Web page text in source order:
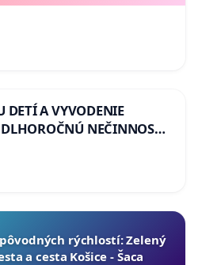
DETÍ A VYVODENIE
NEČINNOSŤ
rýchlostí: Zelený
a cesta Košice - Šaca